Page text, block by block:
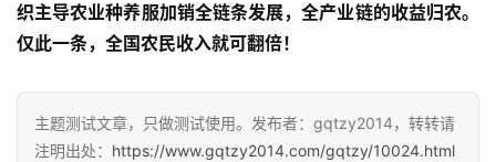
页
织主导农业种养服加销全链条发展，全产业链的收益归农。
仅此一条，全国农民收入就可翻倍！
主题测试文章，只做测试使用。发布者：gqtzy2014，转转请
注明出处： https://www.gqtzy2014.com/gqtzy/10024.html